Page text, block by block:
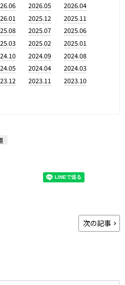
2026.05
2026.04
2025.12
2025.11
2025.07
2025.06
2025.02
2025.01
2024.09
2024.08
2024.04
2024.03
2023.11
2023.10
次の記事